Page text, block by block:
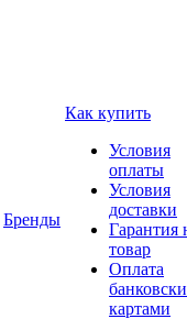
Бренды
Как купить
Условия
оплаты
Условия
доставки
Гарантия
товар
Оплата
картами